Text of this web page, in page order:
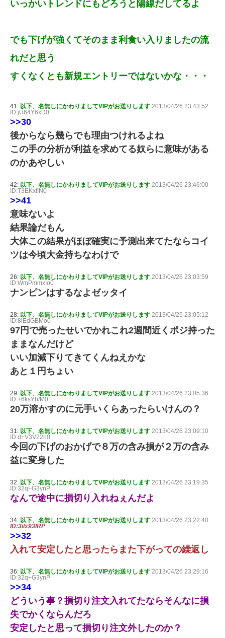
いっかいトレンドにもどろうと陽線だしてるよ
でも下げが強くてそのまま利食い入りましたの流
れだと思う
すくなくとも新規エントリーではないかな・・・
41: 以下、名無しにかわりましてVIPがお送りします 2013/04/26 23:43:52
ID:jU64Y6xD0
>>30
後からなら幾らでも理由つけれるよね
この手の分析が利益を求めてる奴らに意味がある
のかあやしい
42: 以下、名無しにかわりましてVIPがお送りします 2013/04/26 23:46:00
ID:T3EKxfIN0
>>41
意味ないよ
結果論だもん
大体この結果がほぼ確実に予測出来てたならコイ
ツは今頃大金持ちなわけで
26: 以下、名無しにかわりましてVIPがお送りします 2013/04/26 23:03:59
ID:WmPmmxIo0
ナンピンはするなよゼッタイ
28: 以下、名無しにかわりましてVIPがお送りします 2013/04/26 23:05:12
ID:8lEdGBMo0
97円で売ったせいでかれこれ2週間近くポジ持った
ままなんだけど
いい加減下りてきてくんねえかな
あと１円ちょい
29: 以下、名無しにかわりましてVIPがお送りします 2013/04/26 23:05:36
ID:+6ksYb/M0
20万溶かすのに元手いくらあったらいけんの？
31: 以下、名無しにかわりましてVIPがお送りします 2013/04/26 23:09:10
ID:d+V3V22n0
今回の下げのおかげで８万の含み損が２万の含み
益に変身した
32: 以下、名無しにかわりましてVIPがお送りします 2013/04/26 23:19:35
ID:32q+G3ynP
なんで途中に損切り入れねぇんだよ
34: 以下、名無しにかわりましてVIPがお送りします 2013/04/26 23:22:40
ID:3ilx93IRP
>>32
入れて安定したと思ったらまた下がっての繰返し
36: 以下、名無しにかわりましてVIPがお送りします 2013/04/26 23:29:16
ID:32q+G3ynP
>>34
どういう事？損切り注文入れてたならそんなに損
失でかくならんだろ
安定したと思って損切り注文外したのか？